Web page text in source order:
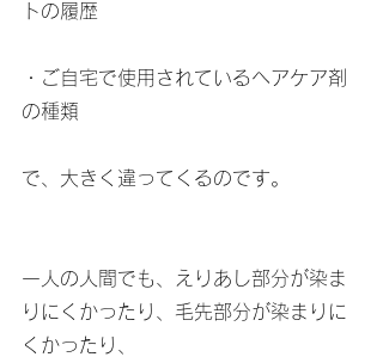
トの履歴
・ご自宅で使用されているヘアケア剤
の種類
で、大きく違ってくるのです。
一人の人間でも、えりあし部分が染ま
りにくかったり、毛先部分が染まりに
くかったり、